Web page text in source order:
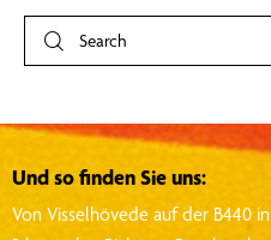
Und so finden Sie uns:
Von Visselhövede auf der B440